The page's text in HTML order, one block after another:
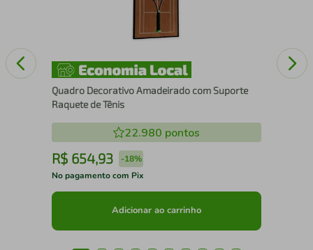
Quadro Decorativo Amadeirado com Suporte
Raquete de Tênis
22.980 pontos
R$ 654,93 -18%
No pagamento com Pix
Adicionar ao carrinho